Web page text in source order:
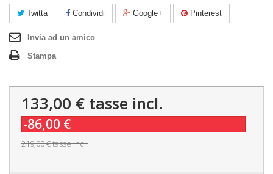
Twitta Condividi Google+ Pinterest
Invia ad un amico
Stampa
133,00 € tasse incl.
-86,00 €
219,00 €tasse incl.